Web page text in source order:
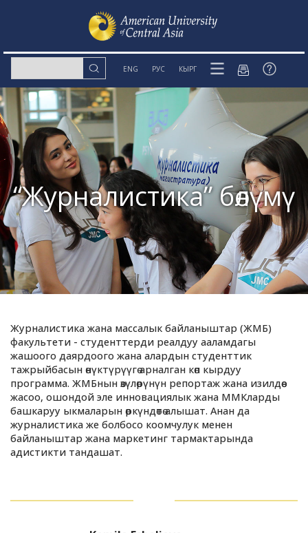
ENG РУС КЫРГ
“Журналистика” бөлүмү
Журналистика жана массалык байланыштар (ЖМБ)
факультети - студенттерди реалдуу ааламдагы
жашоого даярдоого жана алардын студенттик
тажрыйбасын өнүктүрүүгө арналган көп кырдуу
программа. ЖМБнын өзүлөрүнүн репортаж жана изилдөө
жасоо, ошондой эле инновациялык жана ММКларды
башкаруу ыкмаларын өркүндөтө алышат. Анан да
журналистика же болбосо коомчулук менен
байланыштар жана маркетинг тармактарында
адистикти тандашат.